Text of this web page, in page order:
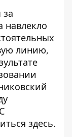
навлекло
линию,
здесь.